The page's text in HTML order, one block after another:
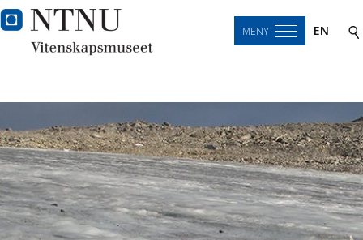
MENY EN